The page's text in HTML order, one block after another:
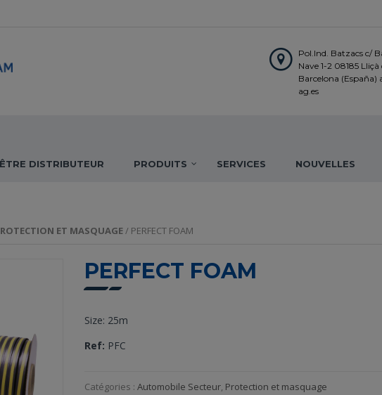
Pol.Ind. Batzacs c/
Nave 1-2 08185 Lliçà
Barcelona (España)
ag.es
ÊTRE DISTRIBUTEUR PRODUITS SERVICES NOUVELLES
ET MASQUAGE/ PERFECT FOAM
PERFECT FOAM
Size: 25m
Ref: PFC
Catégories :Automobile Secteur, Protection et masquage